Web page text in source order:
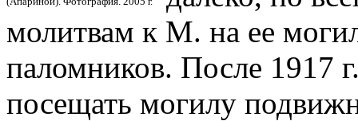
молитвам к М. на ее
паломников. После 1917
посещать могилу